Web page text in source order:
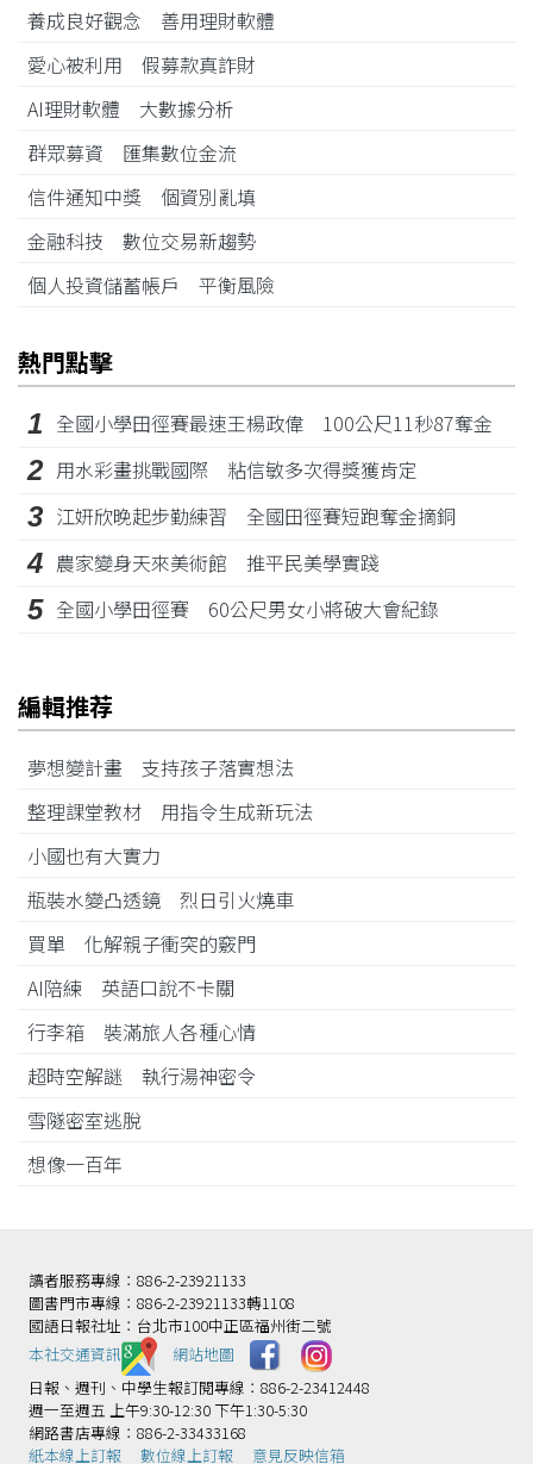
養成良好觀念 善用理財軟體
愛心被利用 假募款真詐財
AI理財軟體 大數據分析
群眾募資 匯集數位金流
信件通知中獎 個資別亂填
金融科技 數位交易新趨勢
個人投資儲蓄帳戶 平衡風險
熱門點擊
1 全國小學田徑賽最速王楊政偉 100公尺11秒87奪金
2 用水彩畫挑戰國際 粘信敏多次得獎獲肯定
3 江姸欣晚起步勤練習 全國田徑賽短跑奪金摘銅
4 農家變身天來美術館 推平民美學實踐
5 全國小學田徑賽 60公尺男女小將破大會紀錄
編輯推荐
夢想變計畫 支持孩子落實想法
整理課堂教材 用指令生成新玩法
小國也有大實力
瓶裝水變凸透鏡 烈日引火燒車
買單 化解親子衝突的竅門
AI陪練 英語口說不卡關
行李箱 裝滿旅人各種心情
超時空解謎 執行湯神密令
雪隧密室逃脫
想像一百年
讀者服務專線：886-2-23921133
圖書門市專線：886-2-23921133轉1108
國語日報社址：台北市100中正區福州街二號
本社交通資訊️
網站地圖
日報、週刊、中學生報訂閱專線：886-2-23412448
週一至週五 上午9:30-12:30 下午1:30-5:30
網路書店專線：886-2-33433168
紙本線上訂報
數位線上訂報 意見反映信箱